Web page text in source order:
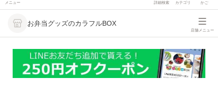
メニュー 詳細検索 カテゴリ かご
お弁当グッズのカラフルBOX
店舗メニュー